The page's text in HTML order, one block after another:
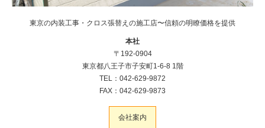
東京の内装工事・クロス張替えの施工店〜信頼の明瞭価格を提供
本社
〒192-0904
東京都八王子市子安町1-6-8 1階
TEL：042-629-9872
FAX：042-629-9873
会社案内